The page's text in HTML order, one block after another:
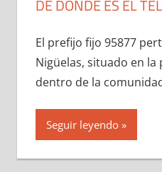
DE DÓNDE ES EL
El prefijo fijo 95877
Nigüelas, situado en
dentro dе la
Seguir leyendo